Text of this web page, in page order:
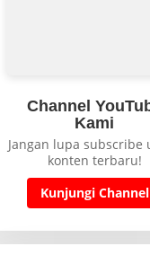
Channel
Kami
Jangan lupa subscribe
konten terbaru!
Kunjungi Channel